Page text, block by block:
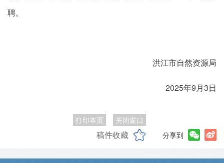
聘。
洪江市自然资源局
2025年9月3日
打印本页 关闭窗口
稿件收藏 分享到